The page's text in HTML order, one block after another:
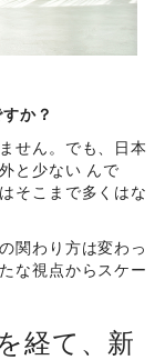
か？
せん。でも、日本
と少ない んで
そこまで多くはな
関わり方は変わっ
な視点からスケー
経て、新